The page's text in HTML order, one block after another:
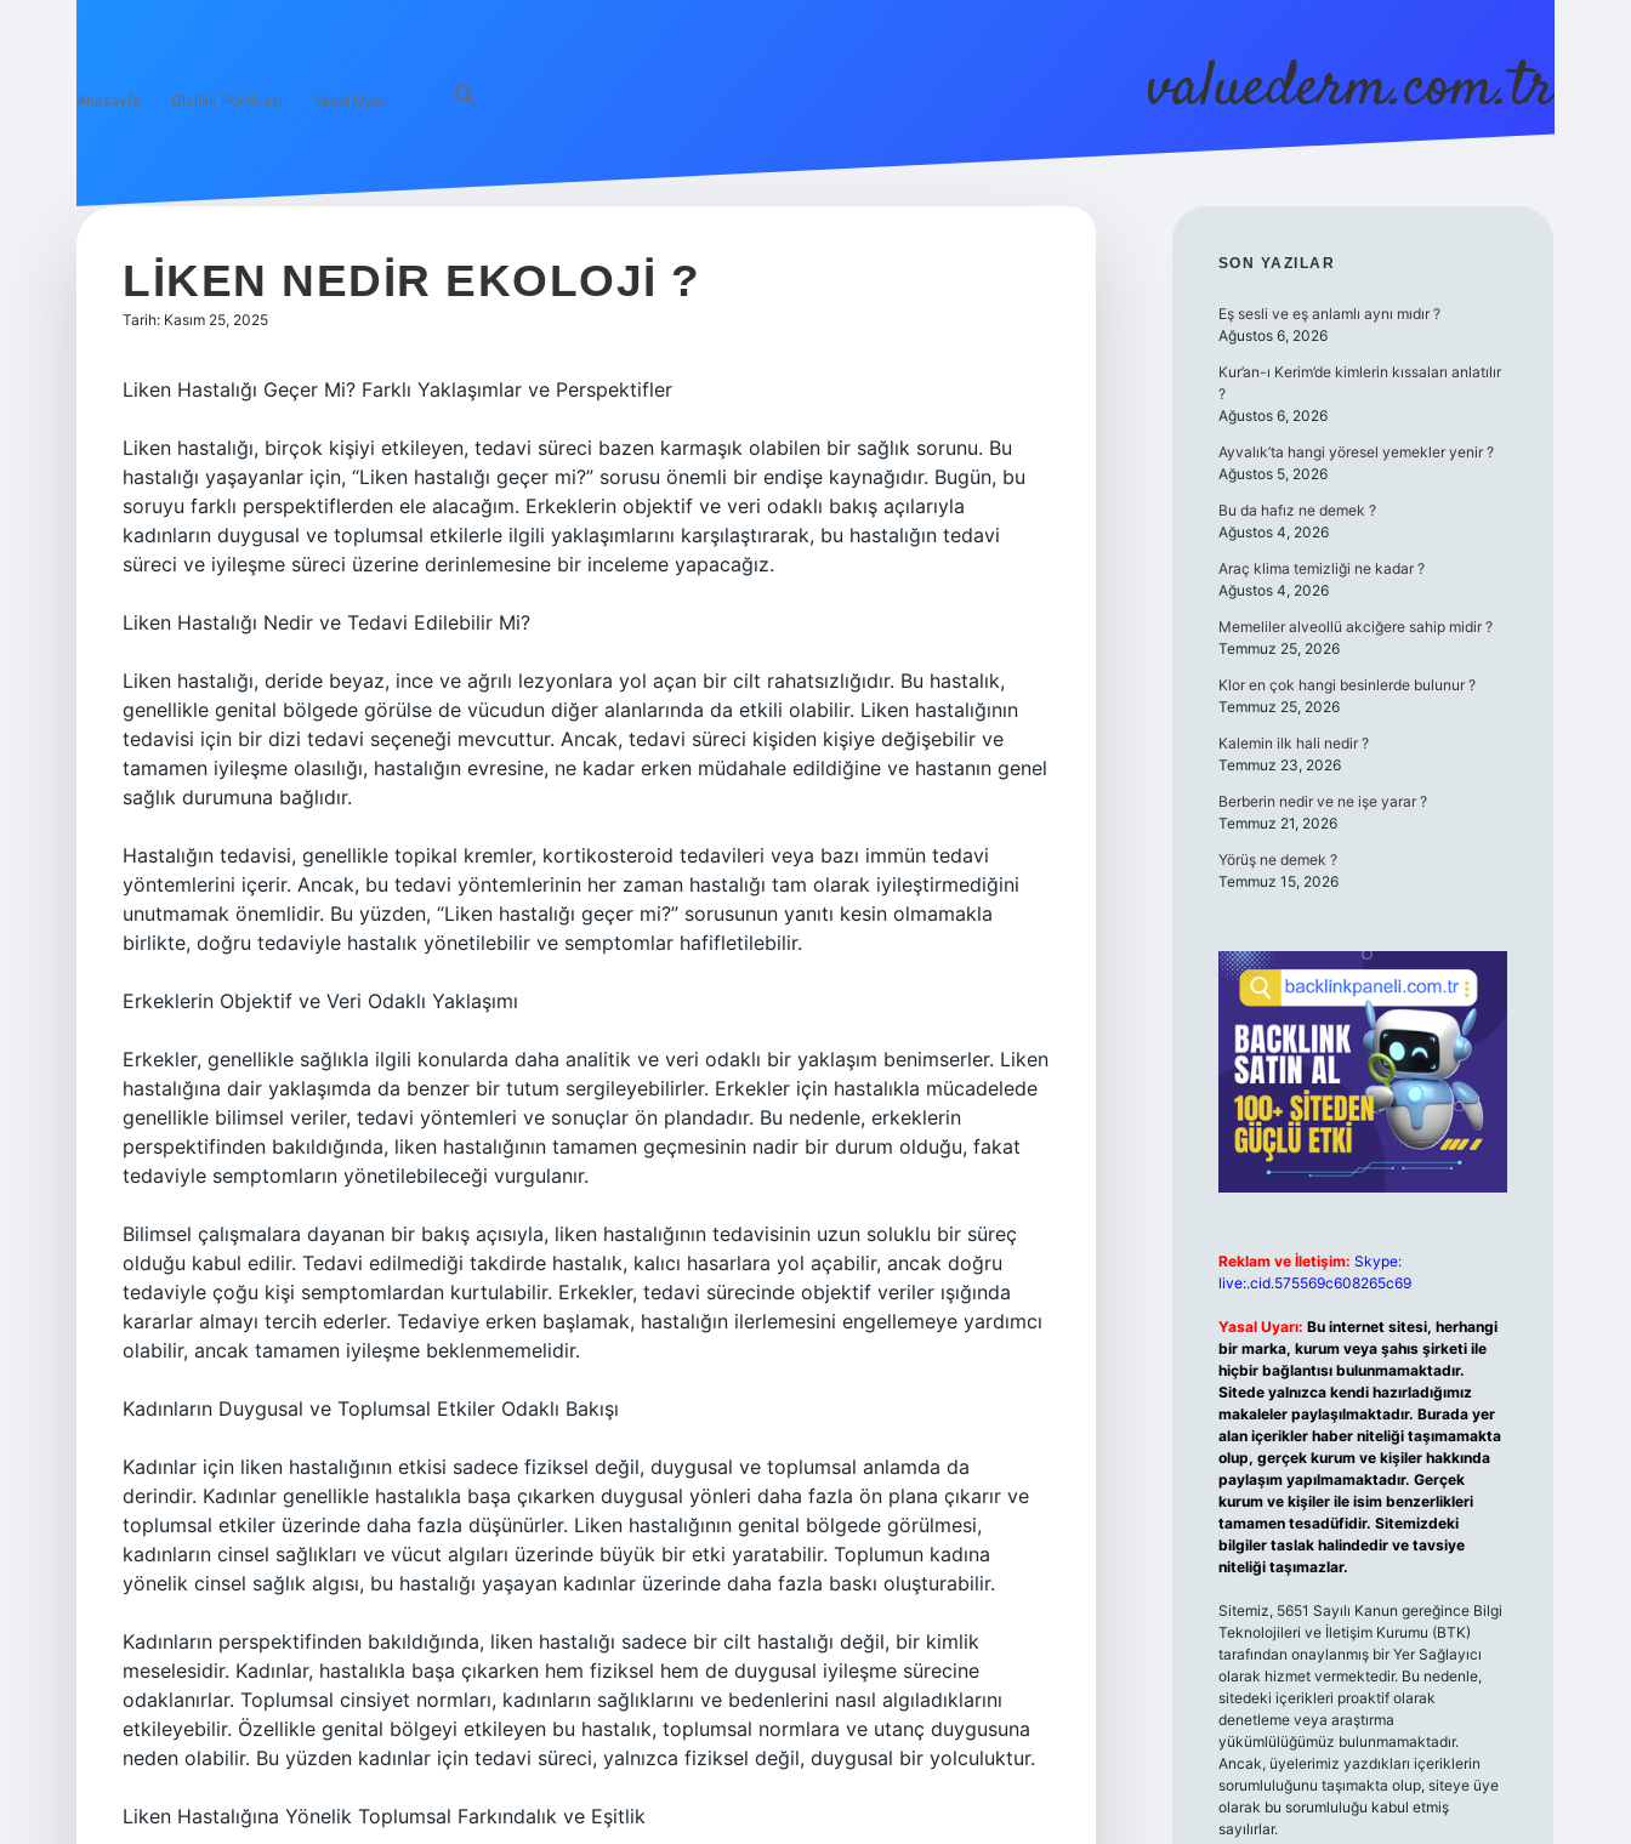
Anasayfa Gizlilik Politikası Yasal Uyarı valuederm.com.tr
LIKEN NEDIR EKOLOJI ?
Tarih: Kasım 25, 2025
Liken Hastalığı Geçer Mi? Farklı Yaklaşımlar ve Perspektifler
Liken hastalığı, birçok kişiyi etkileyen, tedavi süreci bazen karmaşık olabilen bir sağlık sorunu. Bu
hastalığı yaşayanlar için, “Liken hastalığı geçer mi?” sorusu önemli bir endişe kaynağıdır. Bugün, bu
soruyu farklı perspektiflerden ele alacağım. Erkeklerin objektif ve veri odaklı bakış açılarıyla
kadınların duygusal ve toplumsal etkilerle ilgili yaklaşımlarını karşılaştırarak, bu hastalığın tedavi
süreci ve iyileşme süreci üzerine derinlemesine bir inceleme yapacağız.
Liken Hastalığı Nedir ve Tedavi Edilebilir Mi?
Liken hastalığı, deride beyaz, ince ve ağrılı lezyonlara yol açan bir cilt rahatsızlığıdır. Bu hastalık,
genellikle genital bölgede görülse de vücudun diğer alanlarında da etkili olabilir. Liken hastalığının
tedavisi için bir dizi tedavi seçeneği mevcuttur. Ancak, tedavi süreci kişiden kişiye değişebilir ve
tamamen iyileşme olasılığı, hastalığın evresine, ne kadar erken müdahale edildiğine ve hastanın genel
sağlık durumuna bağlıdır.
Hastalığın tedavisi, genellikle topikal kremler, kortikosteroid tedavileri veya bazı immün tedavi
yöntemlerini içerir. Ancak, bu tedavi yöntemlerinin her zaman hastalığı tam olarak iyileştirmediğini
unutmamak önemlidir. Bu yüzden, “Liken hastalığı geçer mi?” sorusunun yanıtı kesin olmamakla
birlikte, doğru tedaviyle hastalık yönetilebilir ve semptomlar hafifletilebilir.
Erkeklerin Objektif ve Veri Odaklı Yaklaşımı
Erkekler, genellikle sağlıkla ilgili konularda daha analitik ve veri odaklı bir yaklaşım benimserler. Liken
hastalığına dair yaklaşımda da benzer bir tutum sergileyebilirler. Erkekler için hastalıkla mücadelede
genellikle bilimsel veriler, tedavi yöntemleri ve sonuçlar ön plandadır. Bu nedenle, erkeklerin
perspektifinden bakıldığında, liken hastalığının tamamen geçmesinin nadir bir durum olduğu, fakat
tedaviyle semptomların yönetilebileceği vurgulanır.
Bilimsel çalışmalara dayanan bir bakış açısıyla, liken hastalığının tedavisinin uzun soluklu bir süreç
olduğu kabul edilir. Tedavi edilmediği takdirde hastalık, kalıcı hasarlara yol açabilir, ancak doğru
tedaviyle çoğu kişi semptomlardan kurtulabilir. Erkekler, tedavi sürecinde objektif veriler ışığında
kararlar almayı tercih ederler. Tedaviye erken başlamak, hastalığın ilerlemesini engellemeye yardımcı
olabilir, ancak tamamen iyileşme beklenmemelidir.
Kadınların Duygusal ve Toplumsal Etkiler Odaklı Bakışı
Kadınlar için liken hastalığının etkisi sadece fiziksel değil, duygusal ve toplumsal anlamda da
derindir. Kadınlar genellikle hastalıkla başa çıkarken duygusal yönleri daha fazla ön plana çıkarır ve
toplumsal etkiler üzerinde daha fazla düşünürler. Liken hastalığının genital bölgede görülmesi,
kadınların cinsel sağlıkları ve vücut algıları üzerinde büyük bir etki yaratabilir. Toplumun kadına
yönelik cinsel sağlık algısı, bu hastalığı yaşayan kadınlar üzerinde daha fazla baskı oluşturabilir.
Kadınların perspektifinden bakıldığında, liken hastalığı sadece bir cilt hastalığı değil, bir kimlik
meselesidir. Kadınlar, hastalıkla başa çıkarken hem fiziksel hem de duygusal iyileşme sürecine
odaklanırlar. Toplumsal cinsiyet normları, kadınların sağlıklarını ve bedenlerini nasıl algıladıklarını
etkileyebilir. Özellikle genital bölgeyi etkileyen bu hastalık, toplumsal normlara ve utanç duygusuna
neden olabilir. Bu yüzden kadınlar için tedavi süreci, yalnızca fiziksel değil, duygusal bir yolculuktur.
Liken Hastalığına Yönelik Toplumsal Farkındalık ve Eşitlik
SIDEBAR
SON YAZILAR
Eş sesli ve eş anlamlı aynı mıdır ?
Ağustos 6, 2026
Kur’an-ı Kerim’de kimlerin kıssaları anlatılır
?
Ağustos 6, 2026
Ayvalık’ta hangi yöresel yemekler yenir ?
Ağustos 5, 2026
Bu da hafız ne demek ?
Ağustos 4, 2026
Araç klima temizliği ne kadar ?
Ağustos 4, 2026
Memeliler alveollü akciğere sahip midir ?
Temmuz 25, 2026
Klor en çok hangi besinlerde bulunur ?
Temmuz 25, 2026
Kalemin ilk hali nedir ?
Temmuz 23, 2026
Berberin nedir ve ne işe yarar ?
Temmuz 21, 2026
Yörüş ne demek ?
Temmuz 15, 2026
Reklam ve İletişim: Skype:
live:.cid.575569c608265c69
Yasal Uyarı: Bu internet sitesi, herhangi
bir marka, kurum veya şahıs şirketi ile
hiçbir bağlantısı bulunmamaktadır.
Sitede yalnızca kendi hazırladığımız
makaleler paylaşılmaktadır. Burada yer
alan içerikler haber niteliği taşımamakta
olup, gerçek kurum ve kişiler hakkında
paylaşım yapılmamaktadır. Gerçek
kurum ve kişiler ile isim benzerlikleri
tamamen tesadüfidir. Sitemizdeki
bilgiler taslak halindedir ve tavsiye
niteliği taşımazlar.
Sitemiz, 5651 Sayılı Kanun gereğince Bilgi
Teknolojileri ve İletişim Kurumu (BTK)
tarafından onaylanmış bir Yer Sağlayıcı
olarak hizmet vermektedir. Bu nedenle,
sitedeki içerikleri proaktif olarak
denetleme veya araştırma
yükümlülüğümüz bulunmamaktadır.
Ancak, üyelerimiz yazdıkları içeriklerin
sorumluluğunu taşımakta olup, siteye üye
olarak bu sorumluluğu kabul etmiş
sayılırlar.